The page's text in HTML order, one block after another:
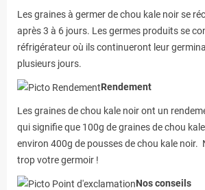
Les graines à germer de chou kale noir se
après 3 à 6 jours. Les germes produits se
réfrigérateur où ils continueront leur
plusieurs jours.
Rendement
Les graines de chou kale noir ont un
qui signifie que 100g de graines de chou
environ 400g de pousses de chou kale noir.
trop votre germoir !
Nos conseils